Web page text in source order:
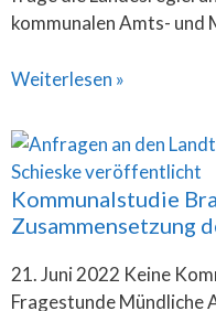
kommunalen Amts- und
Weiterlesen »
Kommunalstudie
Zusammensetzung
21. Juni 2022 Keine
Fragestunde Mündliche